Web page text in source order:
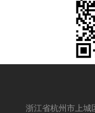
浙江省杭州市上城